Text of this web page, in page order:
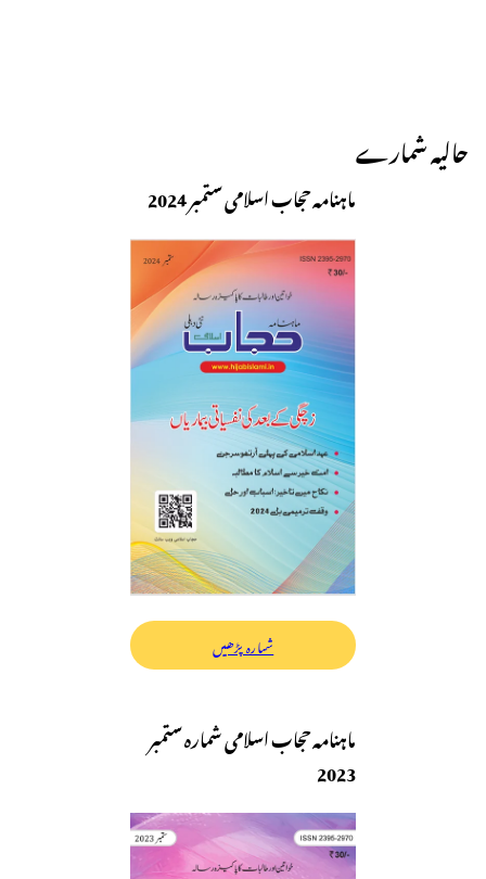
حالیہ شمارے
ماہنامہ حجاب اسلامی ستمبر 2024
شمارہ پڑھیں
ماہنامہ حجاب اسلامی شمارہ ستمبر
2023